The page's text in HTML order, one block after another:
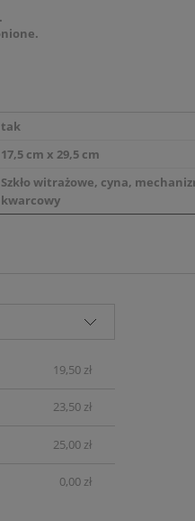
tak
17,5 cm x 29,5 cm
Szkło witrażowe, cyna,
kwarcowy
19,50 zł
23,50 zł
25,00 zł
0,00 zł